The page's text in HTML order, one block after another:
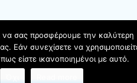
να σας προσφέρουμε την καλύτερη
Εάν συνεχίσετε να
είστε ικανοποιημένοι με αυτό.